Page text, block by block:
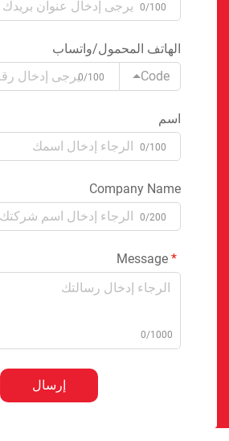
0/100
الهاتف المحمول/واتساب
Code
0/100
اسم
0/100
Company Name
0/200
0/1000
إرسال